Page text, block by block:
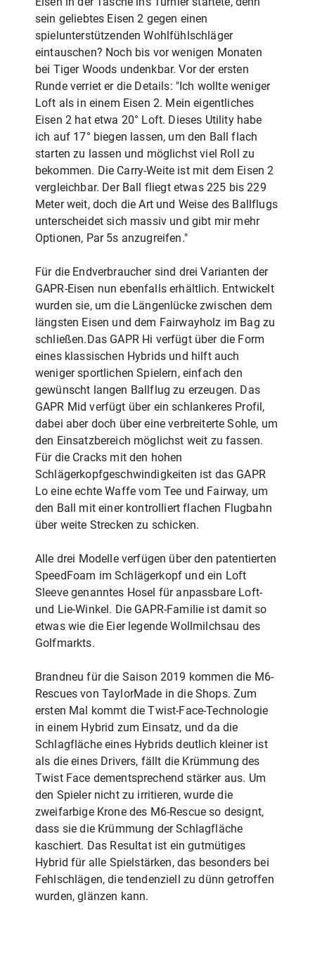
sein geliebtes Eisen 2 gegen einen
spielunterstützenden Wohlfühlschläger
eintauschen? Noch bis vor wenigen Monaten
bei Tiger Woods undenkbar. Vor der ersten
Runde verriet er die Details: "Ich wollte weniger
Loft als in einem Eisen 2. Mein eigentliches
Eisen 2 hat etwa 20° Loft. Dieses Utility habe
ich auf 17° biegen lassen, um den Ball flach
starten zu lassen und möglichst viel Roll zu
bekommen. Die Carry-Weite ist mit dem Eisen 2
vergleichbar. Der Ball fliegt etwas 225 bis 229
Meter weit, doch die Art und Weise des Ballflugs
unterscheidet sich massiv und gibt mir mehr
Optionen, Par 5s anzugreifen."
Für die Endverbraucher sind drei Varianten der
GAPR-Eisen nun ebenfalls erhältlich. Entwickelt
wurden sie, um die Längenlücke zwischen dem
längsten Eisen und dem Fairwayholz im Bag zu
schließen.Das GAPR Hi verfügt über die Form
eines klassischen Hybrids und hilft auch
weniger sportlichen Spielern, einfach den
gewünscht langen Ballflug zu erzeugen. Das
GAPR Mid verfügt über ein schlankeres Profil,
dabei aber doch über eine verbreiterte Sohle, um
den Einsatzbereich möglichst weit zu fassen.
Für die Cracks mit den hohen
Schlägerkopfgeschwindigkeiten ist das GAPR
Lo eine echte Waffe vom Tee und Fairway, um
den Ball mit einer kontrolliert flachen Flugbahn
über weite Strecken zu schicken.
Alle drei Modelle verfügen über den patentierten
SpeedFoam im Schlägerkopf und ein Loft
Sleeve genanntes Hosel für anpassbare Loft-
und Lie-Winkel. Die GAPR-Familie ist damit so
etwas wie die Eier legende Wollmilchsau des
Golfmarkts.
Brandneu für die Saison 2019 kommen die M6-
Rescues von TaylorMade in die Shops. Zum
ersten Mal kommt die Twist-Face-Technologie
in einem Hybrid zum Einsatz, und da die
Schlagfläche eines Hybrids deutlich kleiner ist
als die eines Drivers, fällt die Krümmung des
Twist Face dementsprechend stärker aus. Um
den Spieler nicht zu irritieren, wurde die
zweifarbige Krone des M6-Rescue so designt,
dass sie die Krümmung der Schlagfläche
kaschiert. Das Resultat ist ein gutmütiges
Hybrid für alle Spielstärken, das besonders bei
Fehlschlägen, die tendenziell zu dünn getroffen
wurden, glänzen kann.